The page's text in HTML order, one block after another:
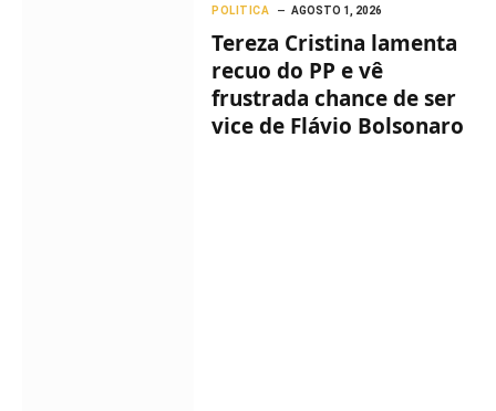
POLITICA AGOSTO 1, 2026
Tereza Cristina lamenta
recuo do PP e vê
frustrada chance de ser
vice de Flávio Bolsonaro